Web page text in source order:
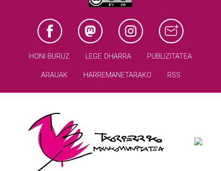
HONI BURUZ LEGE OHARRA PUBLIZITATEA
ARAUAK HARREMANETARAKO RSS